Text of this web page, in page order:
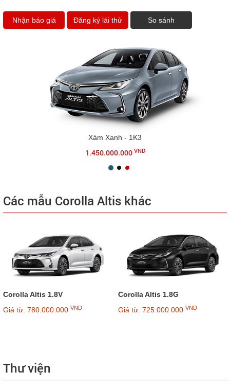
Nhận báo giá Đăng ký lái thử So sánh
Xám Xanh - 1K3
1.450.000.000 VND
Các mẫu Corolla Altis khác
Corolla Altis 1.8V
Giá từ: 780.000.000 VND
Corolla Altis 1.8G
Giá từ: 725.000.000 VND
Thư viện